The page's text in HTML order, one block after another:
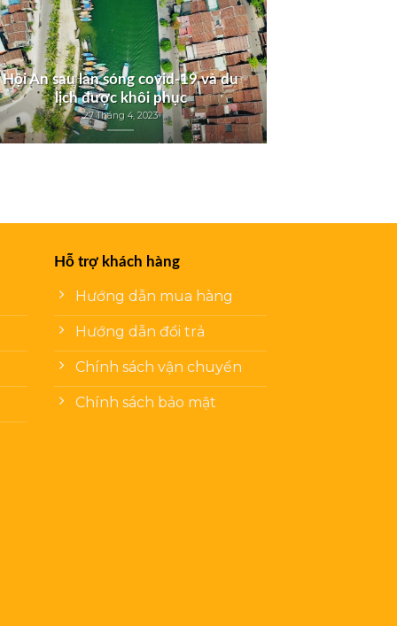
Hội An sau làn sóng covid-19 và du
lịch được khôi phục
27 Tháng 4, 2023
Hỗ trợ khách hàng
Hướng dẫn mua hàng
Hướng dẫn đổi trả
Chính sách vận chuyển
Chính sách bảo mật